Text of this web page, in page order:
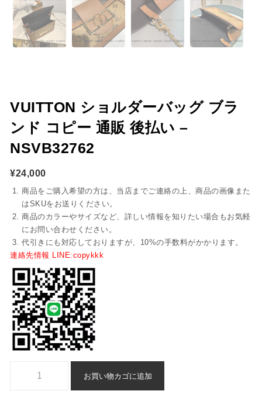
VUITTON ショルダーバッグ ブラ
ンド コピー 通販 後払い –
NSVB32762
¥24,000
商品をご購入希望の方は、当店までご連絡の上、商品の画像また
はSKUをお送りください。
商品のカラーやサイズなど、詳しい情報を知りたい場合もお気軽
にお問い合わせください。
代引きにも対応しておりますが、10%の手数料がかかります。
連絡先情報 LINE:copykkk
お買い物カゴに追加